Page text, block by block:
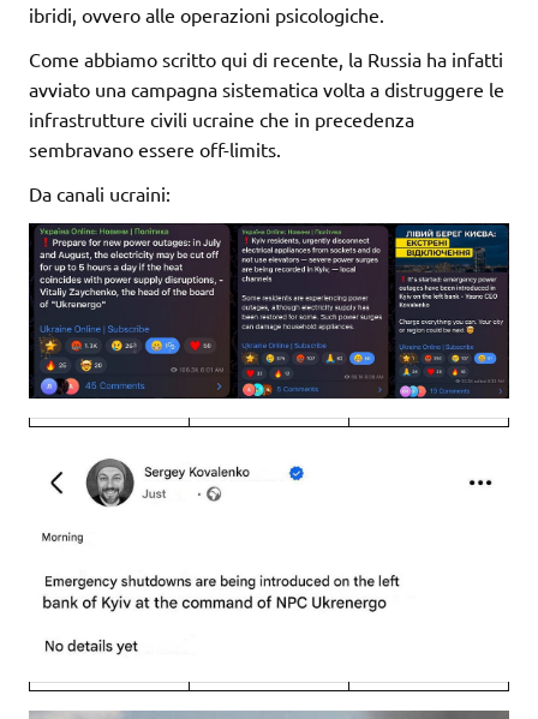
ibridi, ovvero alle operazioni psicologiche.
Come abbiamo scritto qui di recente, la Russia ha infatti
avviato una campagna sistematica volta a distruggere le
infrastrutture civili ucraine che in precedenza
sembravano essere off-limits.
Da canali ucraini: